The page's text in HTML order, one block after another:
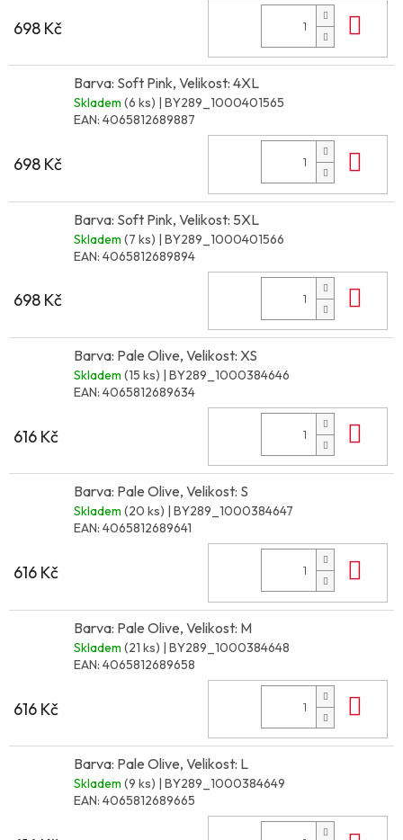
698 Kč
Barva: Soft Pink, Velikost: 4XL
Skladem (6 ks) | BY289_1000401565
EAN: 4065812689887
698 Kč
Barva: Soft Pink, Velikost: 5XL
Skladem (7 ks) | BY289_1000401566
EAN: 4065812689894
698 Kč
Barva: Pale Olive, Velikost: XS
Skladem (15 ks) | BY289_1000384646
EAN: 4065812689634
616 Kč
Barva: Pale Olive, Velikost: S
Skladem (20 ks) | BY289_1000384647
EAN: 4065812689641
616 Kč
Barva: Pale Olive, Velikost: M
Skladem (21 ks) | BY289_1000384648
EAN: 4065812689658
616 Kč
Barva: Pale Olive, Velikost: L
Skladem (9 ks) | BY289_1000384649
EAN: 4065812689665